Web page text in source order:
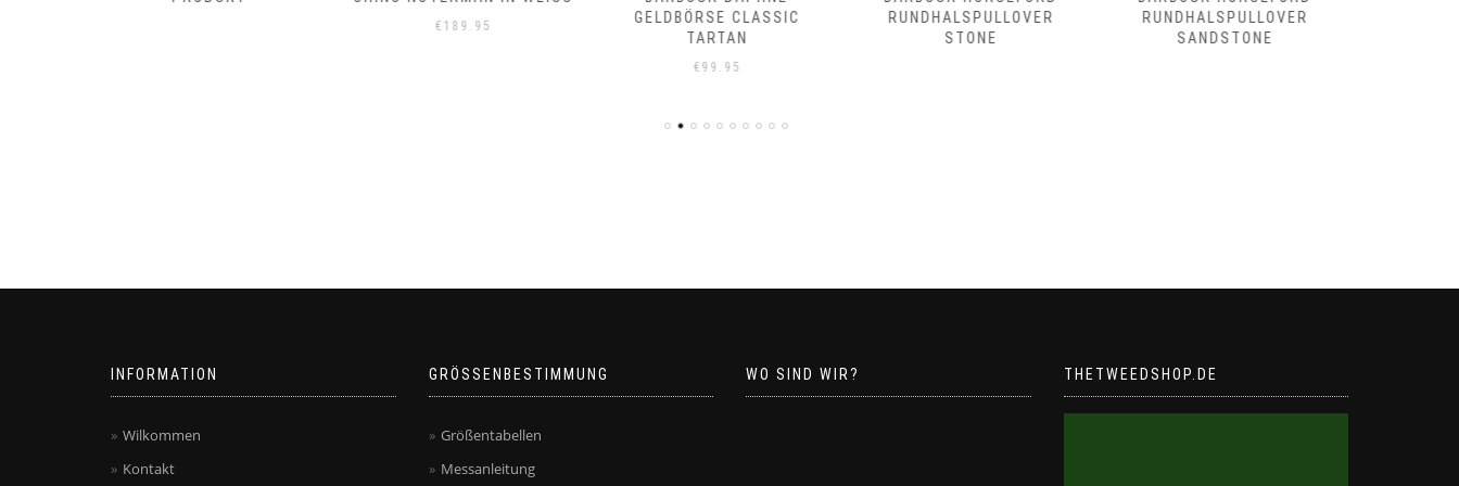
GELDBÖRSE CLASSIC
RUNDHALSPULLOVER
STONE
RUNDHALSPULLOVER
SANDSTONE
RUNDHALSPULLOVER OLIVE
INFORMATION
Wilkommen
Kontakt
GRÖSSENBESTIMMUNG
Größentabellen
Messanleitung
WO SIND WIR? THETWEEDSHOP.DE